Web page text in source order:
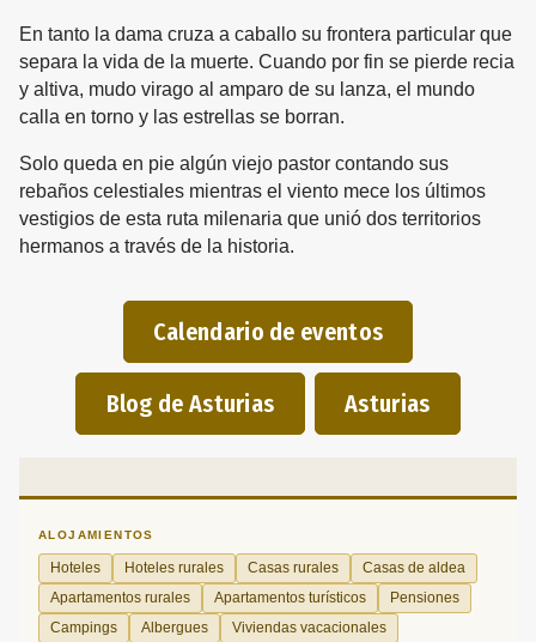
En tanto la dama cruza a caballo su frontera particular que
separa la vida de la muerte. Cuando por fin se pierde recia
y altiva, mudo virago al amparo de su lanza, el mundo
calla en torno y las estrellas se borran.
Solo queda en pie algún viejo pastor contando sus
rebaños celestiales mientras el viento mece los últimos
vestigios de esta ruta milenaria que unió dos territorios
hermanos a través de la historia.
Calendario de eventos
Blog de Asturias Asturias